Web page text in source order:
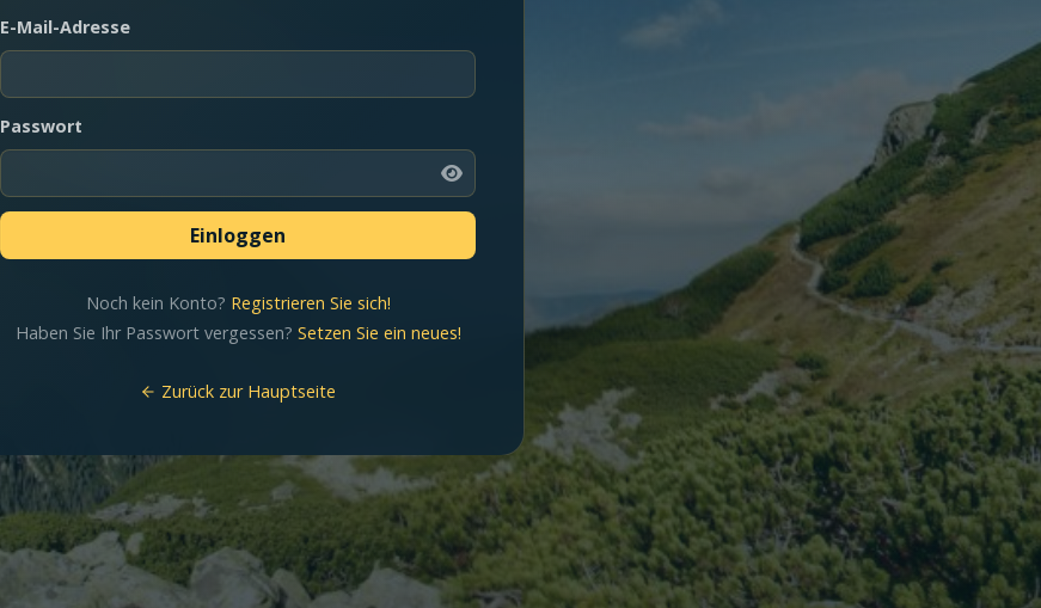
E-Mail-Adresse
Passwort
Noch kein Konto? Registrieren Sie sich!
Haben Sie Ihr Passwort vergessen? Setzen Sie ein neues!
Zurück zur Hauptseite